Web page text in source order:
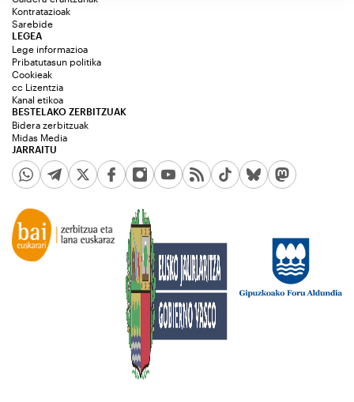
Kontratazioak
Sarebide
JARRAITU
LEGEA
Lege informazioa
Pribatutasun politika
Cookieak
cc Lizentzia
Kanal etikoa
BESTELAKO ZERBITZUAK
Bidera zerbitzuak
Midas Media